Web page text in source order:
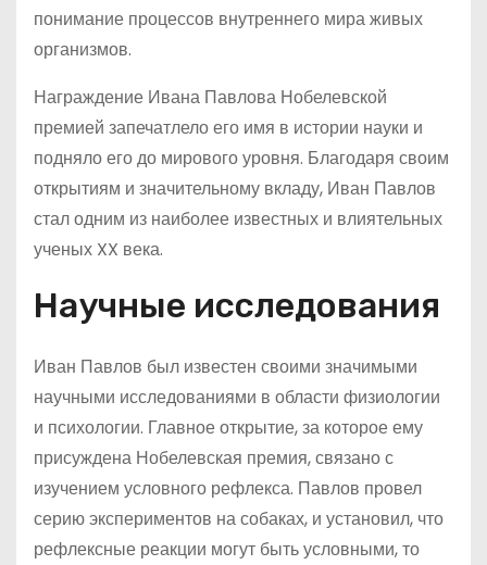
понимание процессов внутреннего мира живых
организмов.
Награждение Ивана Павлова Нобелевской
премией запечатлело его имя в истории науки и
подняло его до мирового уровня. Благодаря своим
открытиям и значительному вкладу, Иван Павлов
стал одним из наиболее известных и влиятельных
ученых XX века.
Научные исследования
Иван Павлов был известен своими значимыми
научными исследованиями в области физиологии
и психологии. Главное открытие, за которое ему
присуждена Нобелевская премия, связано с
изучением условного рефлекса. Павлов провел
серию экспериментов на собаках, и установил, что
рефлексные реакции могут быть условными, то